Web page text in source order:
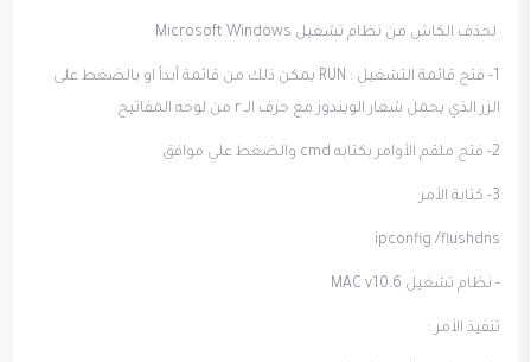
لحذف الكاش من نظام تشغيل Microsoft Windows
1- فتح قائمة التشغيل : RUN يمكن ذلك من قائمة أبدأ او بالضغط على
الزر الذي يحمل شعار الويندوز مع حرف الـ r من لوحه المفاتيح
2- فتح ملقم الأوامر بكتابه cmd والضغط على موافق
3- كتابة الأمر
ipconfig /flushdns
- نظام تشغيل MAC v10.6
تنفيذ الأمر :